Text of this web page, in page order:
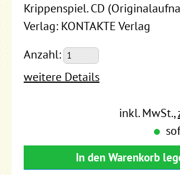
Krippenspiel. CD
Verlag: KONTAKTE Verlag
Anzahl:
weitere Details
inkl. MwSt.,
In den Warenkorb